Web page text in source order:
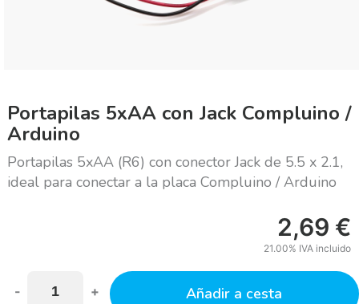
Portapilas 5xAA con Jack Compluino /
Arduino
Portapilas 5xAA (R6) con conector Jack de 5.5 x 2.1,
ideal para conectar a la placa Compluino / Arduino
2,69 €
21.00% IVA incluido
- + Añadir a cesta